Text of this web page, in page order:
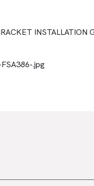
INSTALLATION
.jpg